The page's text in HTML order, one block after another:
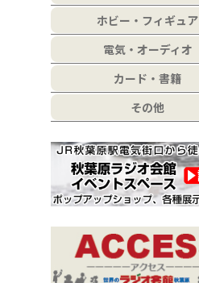
ホビー・フィギュア
電気・オーディオ
カード・書籍
その他